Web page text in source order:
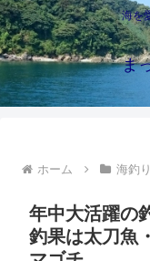
海を
ま
ホーム 海釣
年中大活躍の
釣果は太刀魚